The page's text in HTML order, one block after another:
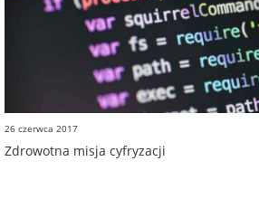
26 czerwca 2017
Zdrowotna misja cyfryzacji